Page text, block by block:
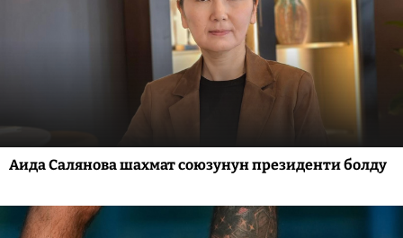
Аида Салянова шахмат союзунун президенти болду